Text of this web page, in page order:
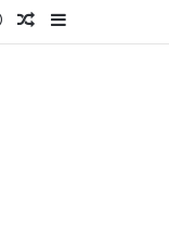
Log InArtigo Aleatório
Sidebar